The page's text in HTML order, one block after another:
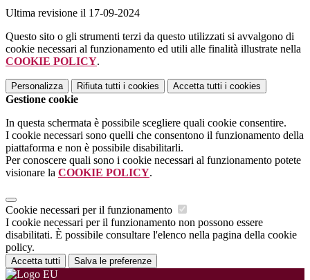
Ultima revisione il 17-09-2024
Questo sito o gli strumenti terzi da questo utilizzati si avvalgono di
cookie necessari al funzionamento ed utili alle finalità illustrate nella
COOKIE POLICY.
Personalizza Rifiuta tutti i cookies Accetta tutti i cookies
Gestione cookie
In questa schermata è possibile scegliere quali cookie consentire.
I cookie necessari sono quelli che consentono il funzionamento della
piattaforma e non è possibile disabilitarli.
Per conoscere quali sono i cookie necessari al funzionamento potete
visionare la COOKIE POLICY.
Cookie necessari per il funzionamento
I cookie necessari per il funzionamento non possono essere
disabilitati. È possibile consultare l'elenco nella pagina della cookie
policy.
Accetta tutti Salva le preferenze